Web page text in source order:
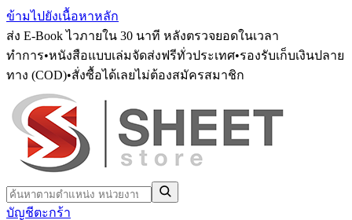
ข้ามไปยังเนื้อหาหลัก
ส่ง E-Book ไวภายใน 30 นาที หลังตรวจยอดในเวลา
ทำการ•หนังสือแบบเล่มจัดส่งฟรีทั่วประเทศ•รองรับเก็บเงินปลาย
ทาง (COD)•สั่งซื้อได้เลยไม่ต้องสมัครสมาชิก
บัญชีตะกร้า